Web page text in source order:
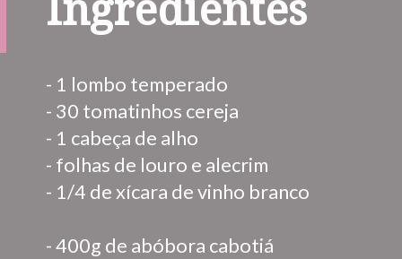
- 1 lombo temperado
- 30 tomatinhos cereja
- 1 cabeça de alho
- folhas de louro e alecrim
- 1/4 de xícara de vinho branco
- 400g de abóbora cabotiá